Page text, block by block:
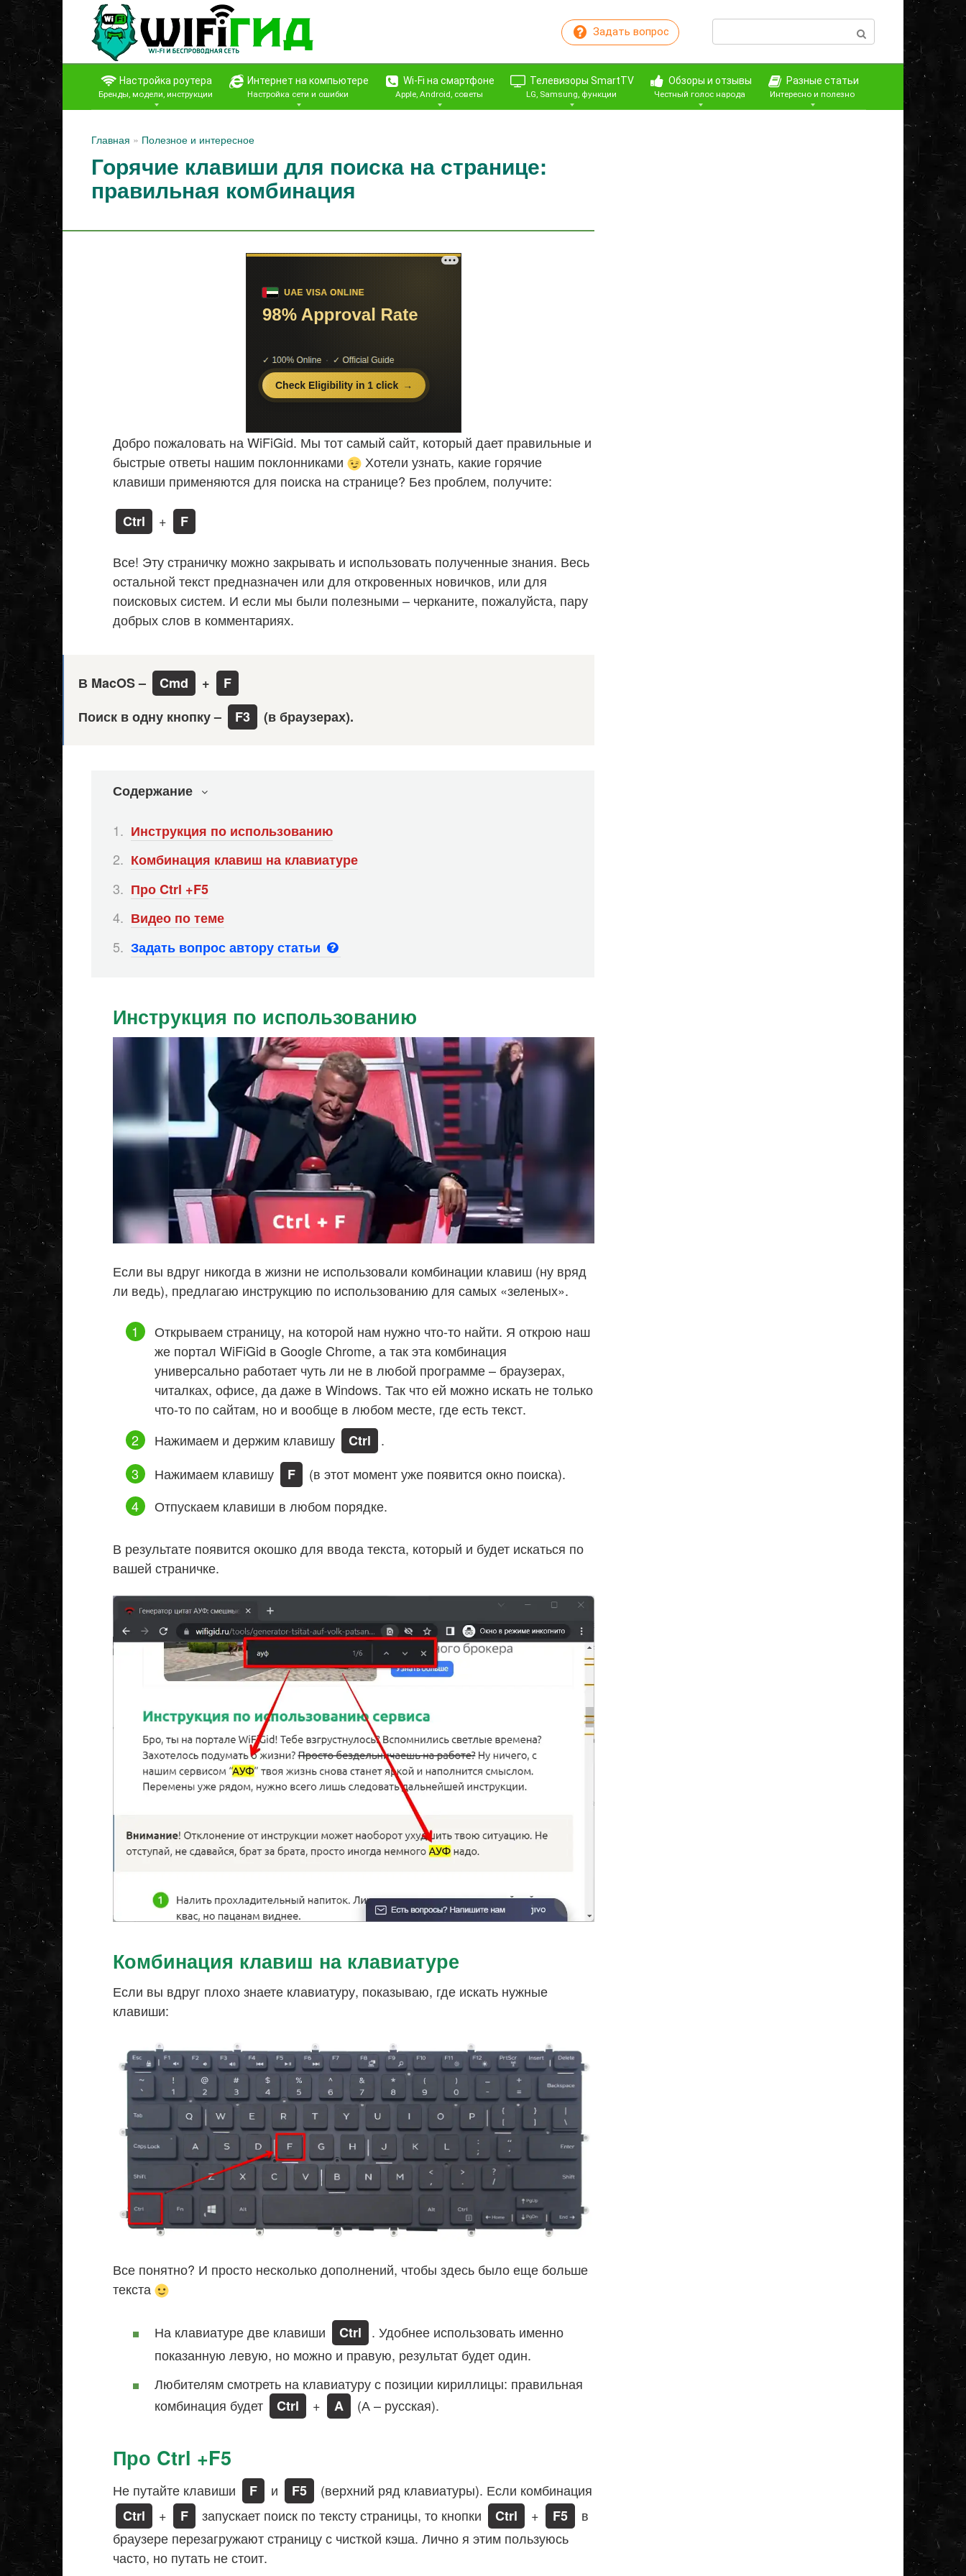
Перейти
контенту
Задать вопрос Поиск:
Настройка роутера
Бренды, модели, инструкции
Интернет на компьютере
Настройка сети и ошибки
Wi-Fi на смартфоне
Apple, Android, советы
Телевизоры SmartTV
LG, Samsung, функции
Обзоры и отзывы
Честный голос народа
Разные статьи
Интересно и полезно
Главная » Полезное и интересное
Горячие клавиши для поиска на странице:
правильная комбинация
Добро пожаловать на WiFiGid. Мы тот самый сайт, который дает правильные и
быстрые ответы нашим поклонниками
Хотели узнать, какие горячие
клавиши применяются для поиска на странице? Без проблем, получите:
Ctrl + F
Все! Эту страничку можно закрывать и использовать полученные знания. Весь
остальной текст предназначен или для откровенных новичков, или для
поисковых систем. И если мы были полезными – черканите, пожалуйста, пару
добрых слов в комментариях.
В MacOS – Cmd +
F
Поиск в одну кнопку –
F3 (в браузерах).
Содержание
Инструкция по использованию
Комбинация клавиш на клавиатуре
Про Ctrl +F5
Видео по теме
Задать вопрос автору статьи
Инструкция по использованию
Если вы вдруг никогда в жизни не использовали комбинации клавиш (ну вряд
ли ведь), предлагаю инструкцию по использованию для самых «зеленых».
Открываем страницу, на которой нам нужно что-то найти. Я открою наш
же портал WiFiGid в Google Chrome, а так эта комбинация
универсально работает чуть ли не в любой программе – браузерах,
читалках, офисе, да даже в Windows. Так что ей можно искать не только
что-то по сайтам, но и вообще в любом месте, где есть текст.
Нажимаем и держим клавишу
Ctrl
.
Нажимаем клавишу
F
(в этот момент уже появится окно поиска).
Отпускаем клавиши в любом порядке.
В результате появится окошко для ввода текста, который и будет искаться по
вашей страничке.
Комбинация клавиш на клавиатуре
Если вы вдруг плохо знаете клавиатуру, показываю, где искать нужные
клавиши:
Все понятно? И просто несколько дополнений, чтобы здесь было еще больше
текста
На клавиатуре две клавиши Ctrl
. Удобнее использовать именно
показанную левую, но можно и правую, результат будет один.
Любителям смотреть на клавиатуру с позиции кириллицы: правильная
комбинация будет
Ctrl + A (А – русская).
Про Ctrl +F5
Не путайте клавиши F и F5
(верхний ряд клавиатуры). Если комбинация
Ctrl
+ F запускает поиск по тексту страницы, то кнопки Ctrl + F5
в
браузере перезагружают страницу с чисткой кэша. Лично я этим пользуюсь
часто, но путать не стоит.